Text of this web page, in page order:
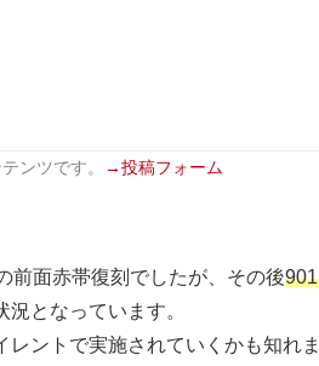
ンツです。 →投稿フォーム
前面赤帯復刻でしたが、その後
況となっています。
ントで実施されていくかも知れ